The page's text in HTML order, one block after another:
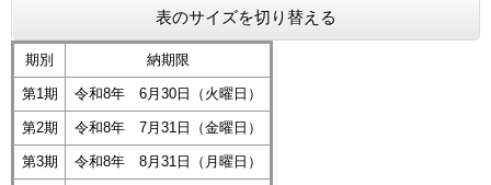
表のサイズを切り替える
期別 納期限
第1期 令和8年 6月30日（火曜日）
第2期 令和8年 7月31日（金曜日）
第3期 令和8年 8月31日（月曜日）